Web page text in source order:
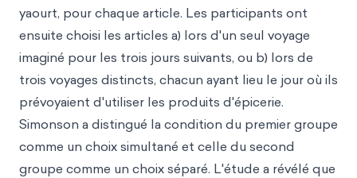
yaourt, pour chaque article. Les participants ont
ensuite choisi les articles a) lors d'un seul voyage
imaginé pour les trois jours suivants, ou b) lors de
trois voyages distincts, chacun ayant lieu le jour où ils
prévoyaient d'utiliser les produits d'épicerie.
Simonson a distingué la condition du premier groupe
comme un choix simultané et celle du second
groupe comme un choix séparé. L'étude a révélé que